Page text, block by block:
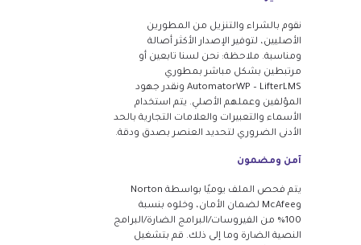
نقوم بالشراء والتنزيل من المطورين
الأصليين، لتوفير الإصدار الأكثر أصالة
ومناسبة. ملاحظة: نحن لسنا تابعين أو
مرتبطين بشكل مباشر بمطوري
AutomatorWP – LifterLMS ونقدر جهود
المؤلفين وعملهم الأصلي. يتم استخدام
الأسماء والتعبيرات والعلامات التجارية بالحد
الأدنى الضروري لتحديد العنصر بصدق ودقة.
آمن ومضمون
يتم فحص الملف يوميًا بواسطة Norton
وMcAfee لضمان الأمان، وخلوه بنسبة
100% من الفيروسات/البرامج الضارة/البرامج
النصية الضارة وما إلى ذلك. قم بتشغيل